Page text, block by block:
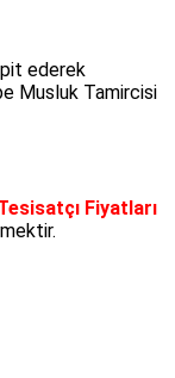
ederek
Musluk Tamircisi
Fiyatları